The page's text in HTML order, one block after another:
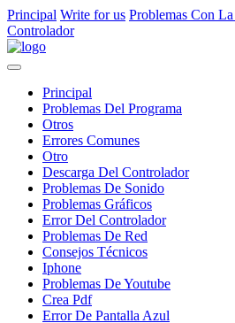
Principal Write for us Problemas Con
Controlador
Principal
Problemas Del Programa
Otros
Errores Comunes
Otro
Descarga Del Controlador
Problemas De Sonido
Problemas Gráficos
Error Del Controlador
Problemas De Red
Consejos Técnicos
Iphone
Problemas De Youtube
Crea Pdf
Error De Pantalla Azul